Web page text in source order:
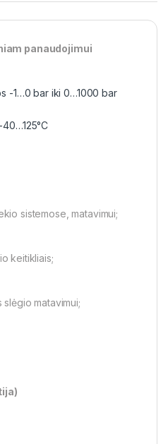
panaudojimui
-1…0 bar iki 0…1000 bar
sistemose, matavimui;
keitikliais;
matavimui;